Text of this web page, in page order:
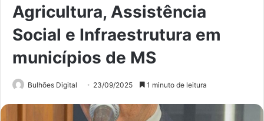
Agricultura, Assistência
Social e Infraestrutura em
municípios de MS
Bulhões Digital 23/09/2025 1 minuto de leitura